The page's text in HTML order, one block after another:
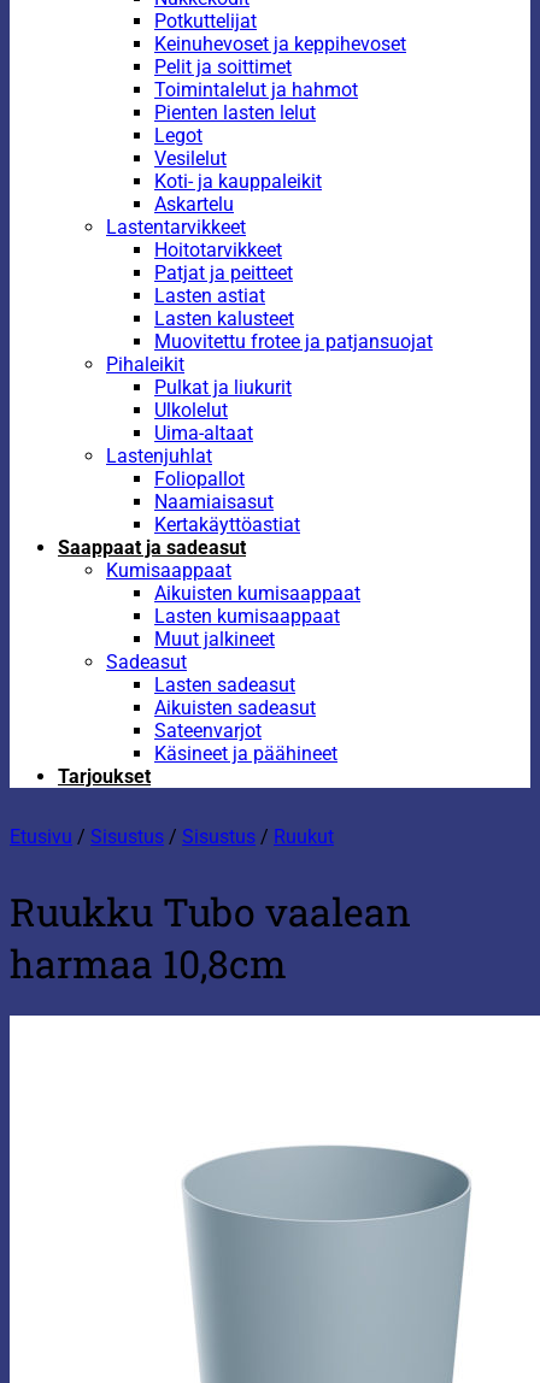
Potkuttelijat
Keinuhevoset ja keppihevoset
Pelit ja soittimet
Toimintalelut ja hahmot
Pienten lasten lelut
Legot
Vesilelut
Koti- ja kauppaleikit
Askartelu
Lastentarvikkeet
Hoitotarvikkeet
Patjat ja peitteet
Lasten astiat
Lasten kalusteet
Muovitettu frotee ja patjansuojat
Pihaleikit
Pulkat ja liukurit
Ulkolelut
Uima-altaat
Lastenjuhlat
Foliopallot
Naamiaisasut
Kertakäyttöastiat
Saappaat ja sadeasut
Kumisaappaat
Aikuisten kumisaappaat
Lasten kumisaappaat
Muut jalkineet
Sadeasut
Lasten sadeasut
Aikuisten sadeasut
Sateenvarjot
Käsineet ja päähineet
Tarjoukset
Etusivu / Sisustus / Sisustus / Ruukut
Ruukku Tubo vaalean
harmaa 10,8cm